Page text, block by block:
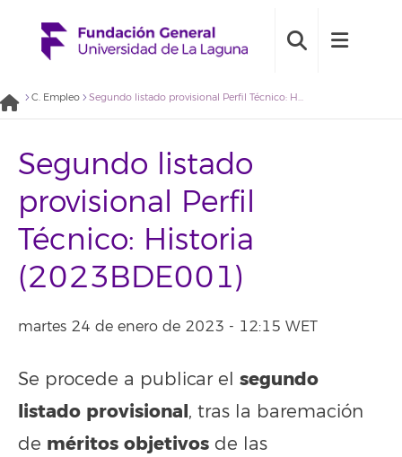
C. Empleo Segundo listado provisional Perfil Técnico: Historia (2023BDE001)
Segundo listado
provisional Perfil
Técnico: Historia
(2023BDE001)
martes 24 de enero de 2023 - 12:15 WET
Se procede a publicar el segundo
listado provisional, tras la baremación
de méritos objetivos de las